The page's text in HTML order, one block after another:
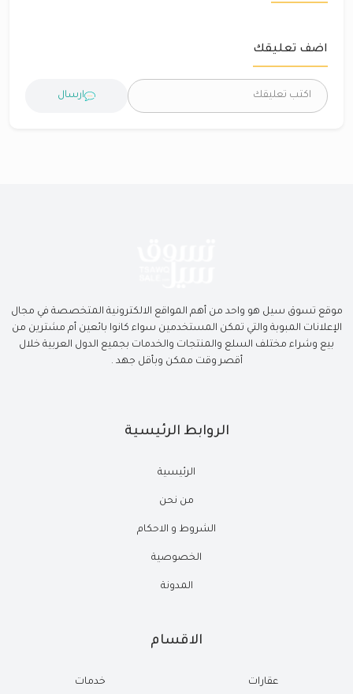
اضف تعليقك
ارسال
موقع تسوق سيل هو واحد من أهم المواقع الالكترونية المتخصصة في مجال
الإعلانات المبوبة والتي تمكن المستخدمين سواء كانوا بائعين أم مشترين من
بيع وشراء مختلف السلع والمنتجات والخدمات بجميع الدول العربية خلال
أقصر وقت ممكن وبأقل جهد .
الروابط الرئيسية
الرئيسية
من نحن
الشروط و الاحكام
الخصوصية
المدونة
الاقسام
عقارات خدمات